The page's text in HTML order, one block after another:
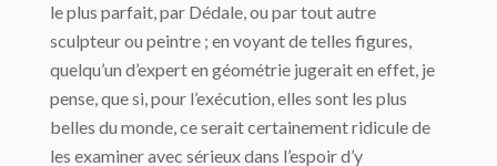
le plus parfait, par Dédale, ou par tout autre
sculpteur ou peintre ; en voyant de telles figures,
quelqu’un d’expert en géométrie jugerait en effet, je
pense, que si, pour l’exécution, elles sont les plus
belles du monde, ce serait certainement ridicule de
les examiner avec sérieux dans l’espoir d’y